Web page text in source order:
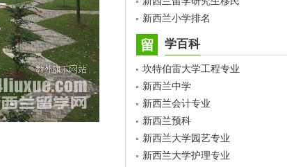
新西兰小学排名
留 学百科
坎特伯雷大学工程专业
新西兰中学
新西兰会计专业
新西兰预科
新西兰大学园艺专业
新西兰大学护理专业